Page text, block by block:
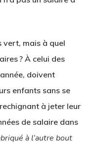
vert, mais à quel
? À celui des
doivent
enfants sans se
à jeter leur
de salaire dans
à l’autre bout